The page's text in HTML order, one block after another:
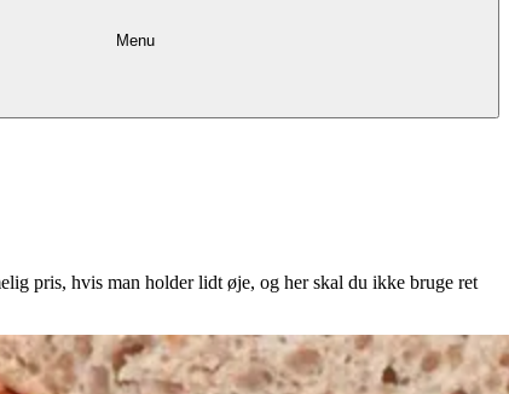
Menu
pris, hvis man holder lidt øje, og her skal du ikke bruge ret